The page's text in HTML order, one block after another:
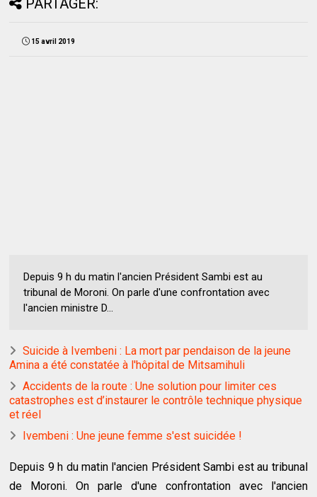
15 avril 2019
Depuis 9 h du matin l'ancien Président Sambi est au
tribunal de Moroni. On parle d'une confrontation avec
l'ancien ministre D...
Suicide à Ivembeni : La mort par pendaison de la jeune
Amina a été constatée à l'hôpital de Mitsamihuli
Accidents de la route : Une solution pour limiter ces
catastrophes est d’instaurer le contrôle technique physique
et réel
Ivembeni : Une jeune femme s'est suicidée !
Depuis 9 h du matin l'ancien Président Sambi est au tribunal
de Moroni. On parle d'une confrontation avec l'ancien